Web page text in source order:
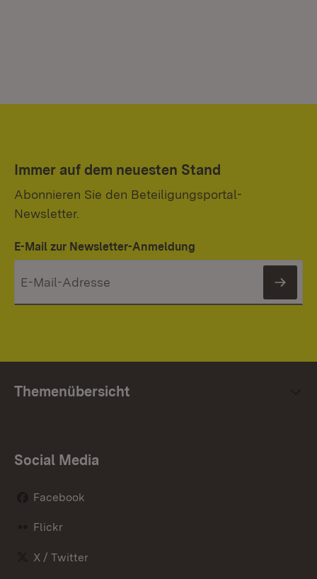
Immer auf dem neuesten Stand
Abonnieren Sie den Beteiligungsportal-
Newsletter.
E-Mail zur Newsletter-Anmeldung
Themenübersicht
Social Media
Facebook
Flickr
X / Twitter